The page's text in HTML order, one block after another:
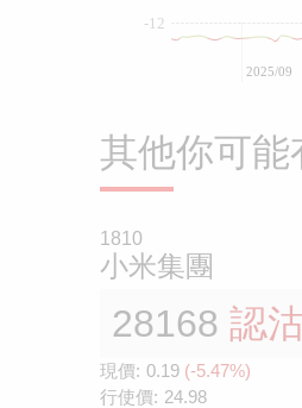
-12
2025/09
其他你可能
1810
小米集團
28168 認
現價: 0.19 (-5.47%)
行使價: 24.98